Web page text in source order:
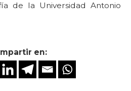
de la Universidad Antonio
en: